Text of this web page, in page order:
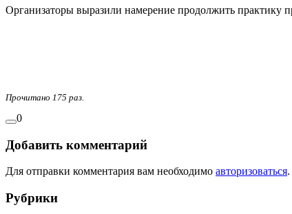
Организаторы выразили намерение продолжить практику
Прочитано 175 раз.
0
Добавить комментарий
Для отправки комментария вам необходимо авторизоваться.
Рубрики